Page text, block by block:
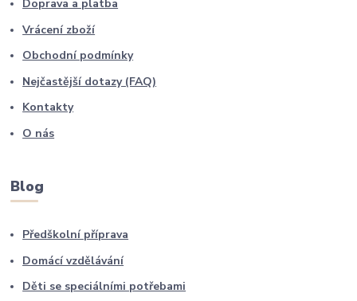
Doprava a platba
Vrácení zboží
Obchodní podmínky
Nejčastější dotazy (FAQ)
Kontakty
O nás
Blog
Předškolní příprava
Domácí vzdělávání
Děti se speciálními potřebami